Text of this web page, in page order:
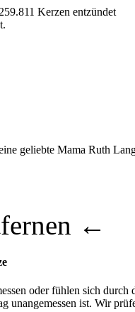
Kerzen entzündet
geliebte Mama Ruth
←
oder fühlen sich
unangemessen ist. Wir